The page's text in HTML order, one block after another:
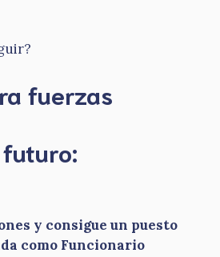
fuerzas
y consigue un puesto
como Funcionario